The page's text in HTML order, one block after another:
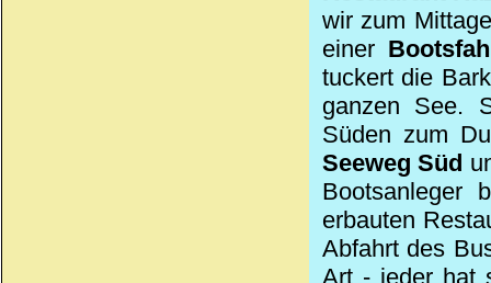
wir zum
einer
tuckert die
ganzen See.
Süden zum
Seeweg Süd
Bootsanleger
erbauten
Abfahrt des
Art - jeder hat